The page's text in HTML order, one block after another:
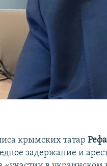
крымских татар
задержание и